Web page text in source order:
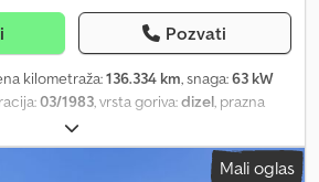
Pozvati
kilometraža:136.334 km, snaga:63 kW
03/1983, vrsta goriva:dizel, prazna
, maksimalna nosivost:
osovina:4x2, međuosovinsko
ostalo, tip
Mali oglas